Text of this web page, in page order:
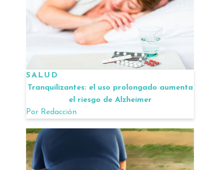
SALUD
Tranquilizantes: el uso prolongado aumenta
el riesgo de Alzheimer
Por Redacción